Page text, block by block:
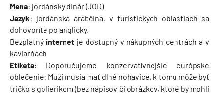
Mena: jordánsky dinár (JOD)
Jazyk: jordánska arabčina, v turistických oblastiach sa
dohovoríte po anglicky.
Bezplatný internet je dostupný v nákupných centrách a v
kaviarňach
Etiketa: Doporučujeme konzervatívnejšie európske
oblečenie: Muži musia mať dlhé nohavice, k tomu môže byť
tričko s golierikom (bez nápisov či obrázkov, ktoré by mohli